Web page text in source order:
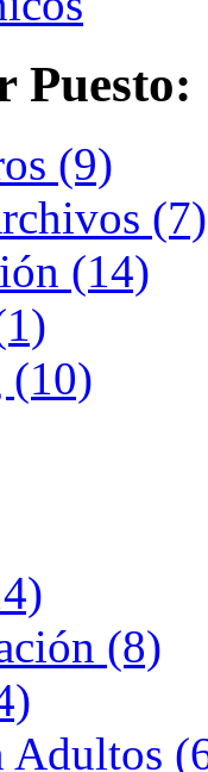
Puesto:
(9)
(7)
(14)
(10)
(8)
Adultos